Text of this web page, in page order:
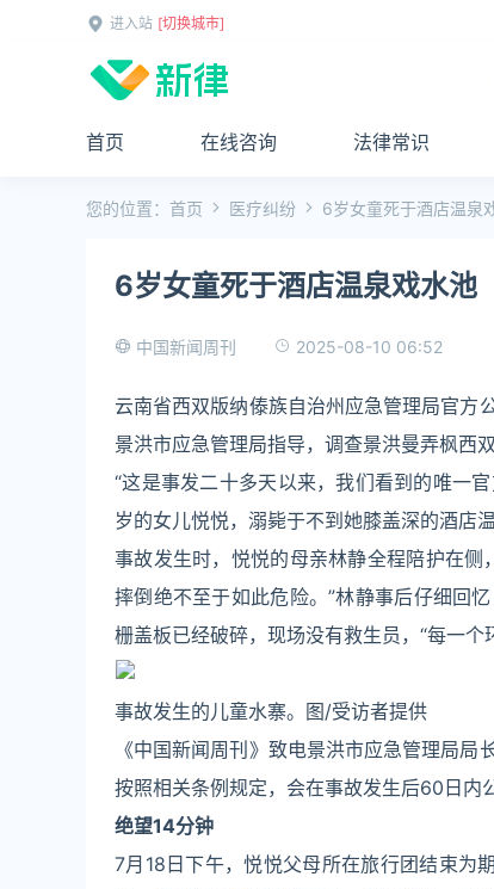
进入站 [切换城市]
首页 在线咨询 法律常识
您的位置： 首页 医疗纠纷 6岁女童死于酒店温泉
6岁女童死于酒店温泉戏水池
中国新闻周刊 2025-08-10 06:52
云南省西双版纳傣族自治州应急管理局官方
景洪市应急管理局指导，调查景洪曼弄枫西
“这是事发二十多天以来，我们看到的唯一
岁的女儿悦悦，溺毙于不到她膝盖深的酒店
事故发生时，悦悦的母亲林静全程陪护在
摔倒绝不至于如此危险。”林静事后仔细回
栅盖板已经破碎，现场没有救生员，“每一个
事故发生的儿童水寨。图/受访者提供
《中国新闻周刊》致电景洪市应急管理局局
按照相关条例规定，会在事故发生后60日内
绝望14分钟
7月18日下午，悦悦父母所在旅行团结束为